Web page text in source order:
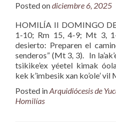
Posted ondiciembre 6, 2025
HOMILÍA II DOMINGO
1-10; Rm 15, 4-9; Mt 3,
desierto: Preparen el
senderos” (Mt 3, 3). In
tsikike’ex yéetel kimak
kek k’imbesik xan ko’ole’ vil
Posted inArquidiócesis de
Homilías